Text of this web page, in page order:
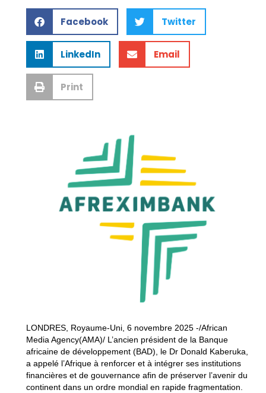
Facebook Twitter
LinkedIn Email
Print
LONDRES, Royaume-Uni, 6 novembre 2025 -/African
Media Agency(AMA)/ L’ancien président de la Banque
africaine de développement (BAD), le Dr Donald Kaberuka,
a appelé l’Afrique à renforcer et à intégrer ses institutions
financières et de gouvernance afin de préserver l’avenir du
continent dans un ordre mondial en rapide fragmentation.